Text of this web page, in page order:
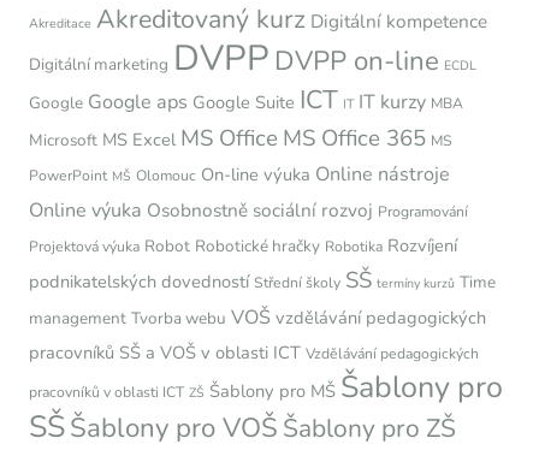
Akreditace Akreditovaný kurz Digitální kompetence
Digitální marketing DVPP DVPP on-line ECDL
Google Google aps Google Suite ICT IT IT kurzy MBA
Microsoft MS Excel MS Office MS Office 365 MS
PowerPoint MŠ Olomouc On-line výuka Online nástroje
Online výuka Osobnostně sociální rozvoj Programování
Projektová výuka Robot Robotické hračky Robotika Rozvíjení
podnikatelských dovedností Střední školy SŠ termíny kurzů Time
management Tvorba webu VOŠ vzdělávání pedagogických
pracovníků SŠ a VOŠ v oblasti ICT Vzdělávání pedagogických
pracovníků v oblasti ICT ZŠ Šablony pro MŠ Šablony pro
SŠŠablony pro VOŠ Šablony pro ZŠ